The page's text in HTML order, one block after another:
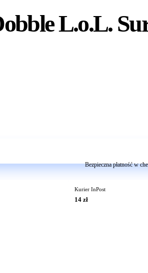
L.o.L.
Bezpieczna płatność w
Kurier InPost
14 zł